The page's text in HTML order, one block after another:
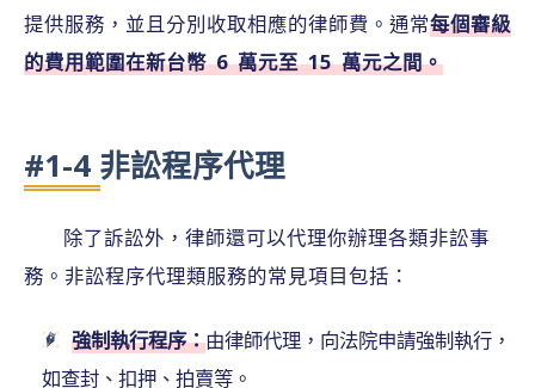
提供服務，並且分別收取相應的律師費。通常每個審級
的費用範圍在新台幣 6 萬元至 15 萬元之間。
#1-4 非訟程序代理
除了訴訟外，律師還可以代理你辦理各類非訟事
務。非訟程序代理類服務的常見項目包括：
強制執行程序：由律師代理，向法院申請強制執行，
如查封、扣押、拍賣等。